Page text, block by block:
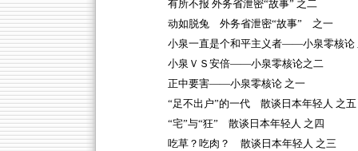
有所不报 外务省泄密“故事” 之二
动如脱兔 外务省泄密“故事” 之一
小泉一直是个和平主义者——小泉零核论
小泉ＶＳ安倍——小泉零核论之二
正中要害——小泉零核论 之一
“足不出户”的一代 散谈日本年轻人 之五
“宅”与“狂” 散谈日本年轻人 之四
吃草？吃肉？ 散谈日本年轻人 之三